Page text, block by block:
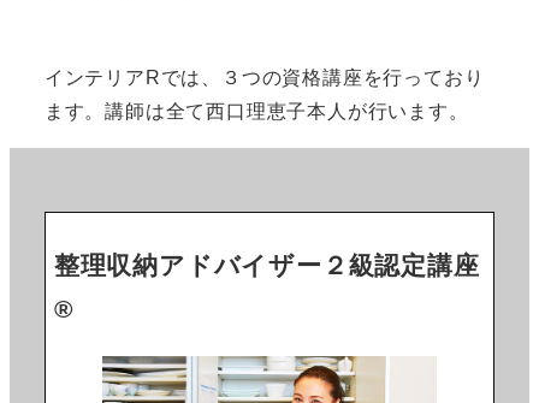
インテリアRでは、３つの資格講座を行っており
ます。講師は全て西口理恵子本人が行います。
整理収納アドバイザー２級認定講座
®